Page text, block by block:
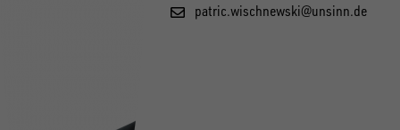
patric.wischnewski@unsinn.de